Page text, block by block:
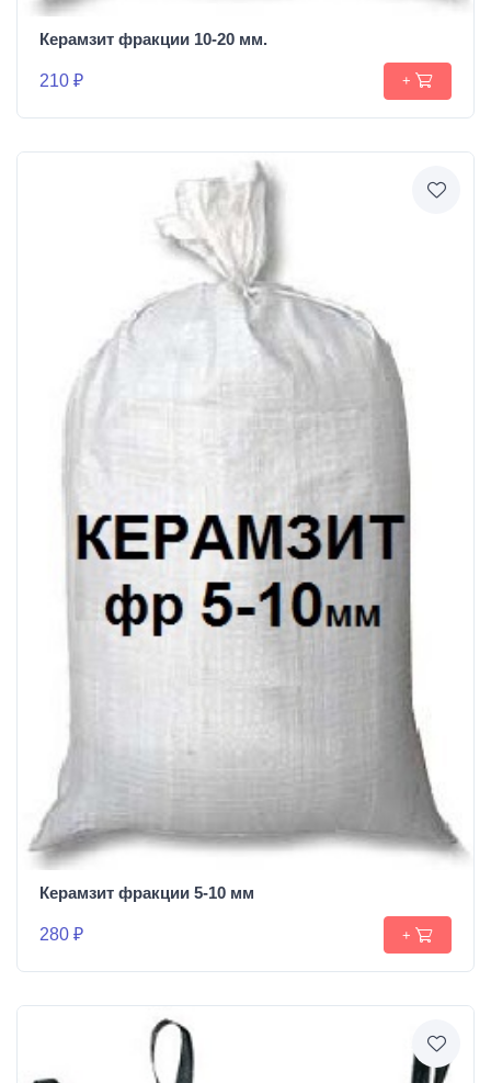
Керамзит фракции 10-20 мм.
210 ₽ +
Керамзит фракции 5-10 мм
280 ₽ +